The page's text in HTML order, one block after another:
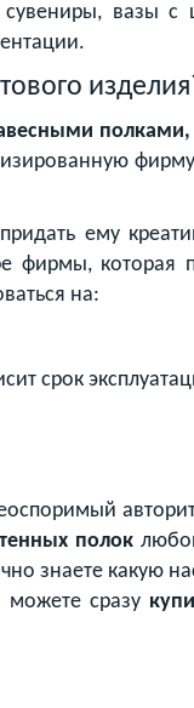
сувениры, вазы
полками,
ему
фирмы, которая
на:
срок
полок
знаете какую
сразу